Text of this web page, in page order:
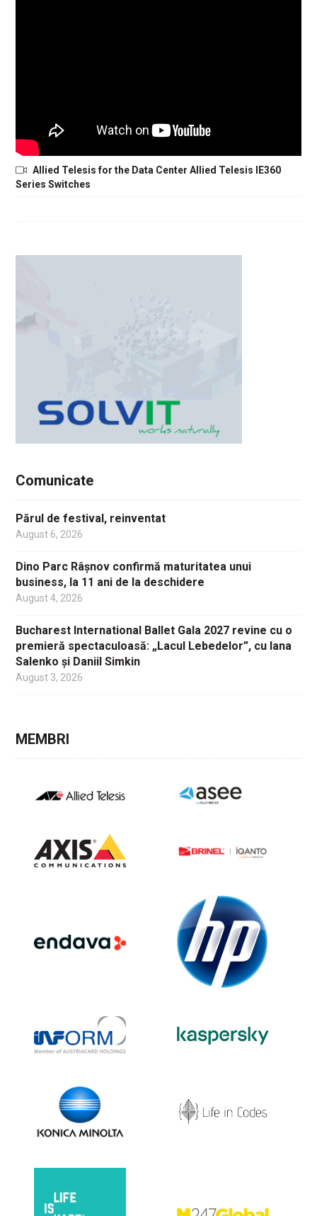
Allied Telesis for the Data Center Allied Telesis IE360
Series Switches
Comunicate
Părul de festival, reinventat
August 6, 2026
Dino Parc Râșnov confirmă maturitatea unui
business, la 11 ani de la deschidere
August 4, 2026
Bucharest International Ballet Gala 2027 revine cu o
premieră spectaculoasă: „Lacul Lebedelor”, cu Iana
Salenko și Daniil Simkin
August 3, 2026
MEMBRI